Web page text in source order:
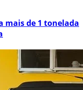
mais de 1 tonelada